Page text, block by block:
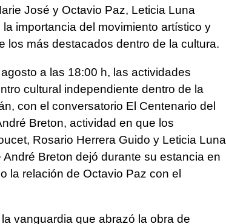
José y Octavio Paz, Leticia Luna
importancia del movimiento artístico y
los más destacados dentro de la cultura.
a las 18:00 h, las actividades
cultural independiente dentro de la
con el conversatorio El Centenario del
Breton, actividad en que los
Rosario Herrera Guido y Leticia Luna
Breton dejó durante su estancia en
la relación de Octavio Paz con el
vanguardia que abrazó la obra de